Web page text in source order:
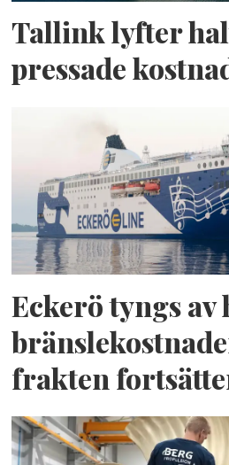
Tallink lyfter
pressade
Eckerö tyngs av
frakten